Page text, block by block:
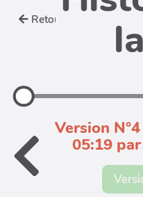
Retour
Version
05:19